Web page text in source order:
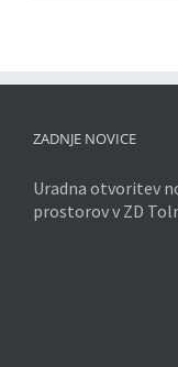
ZADNJE NOVICE
Uradna otvoritev
prostorov v ZD